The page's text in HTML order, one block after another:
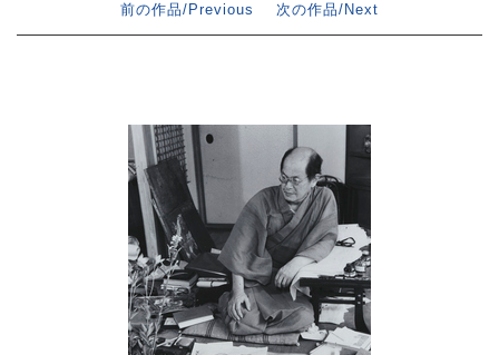
前の作品/Previous
次の作品/Next